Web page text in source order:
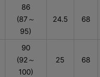
86
(87～
95)
24.5 68
90
(92～
100)
25 68